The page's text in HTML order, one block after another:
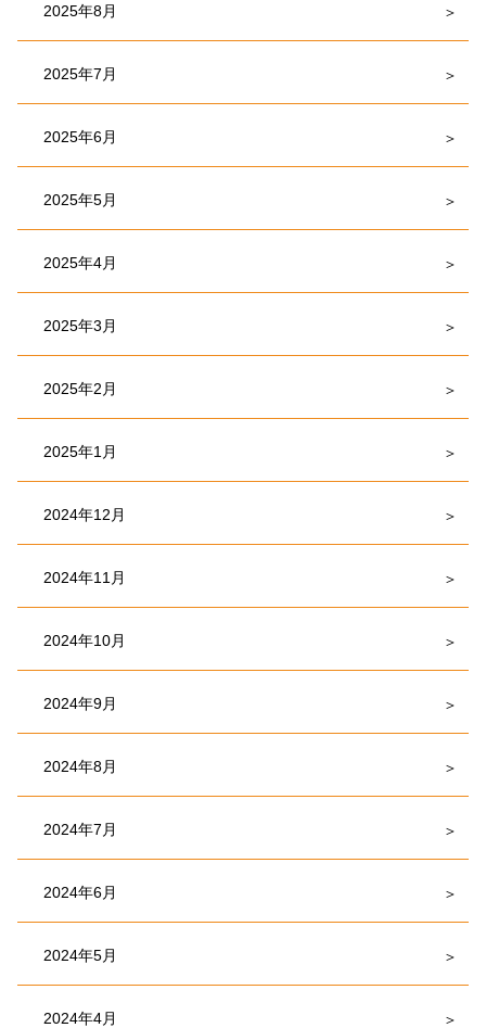
2025年8月
2025年7月
2025年6月
2025年5月
2025年4月
2025年3月
2025年2月
2025年1月
2024年12月
2024年11月
2024年10月
2024年9月
2024年8月
2024年7月
2024年6月
2024年5月
2024年4月